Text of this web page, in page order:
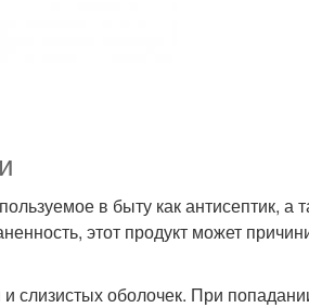
в быту как антисептик, а
этот продукт может
слизистых оболочек. При